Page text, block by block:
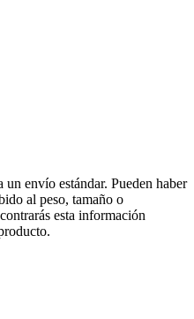
envío estándar. Pueden haber
al peso, tamaño o
esta información